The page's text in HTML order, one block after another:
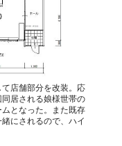
店舗部分を改装。応
居される娘様世帯の
となった。また既存
にされるので、ハイ